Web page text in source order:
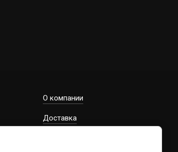
О компании
Доставка